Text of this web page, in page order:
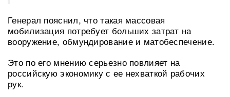
Генерал пояснил, что такая массовая
мобилизация потребует больших затрат на
вооружение, обмундирование и матобеспечение.
Это по его мнению серьезно повлияет на
российскую экономику с ее нехваткой рабочих
рук.